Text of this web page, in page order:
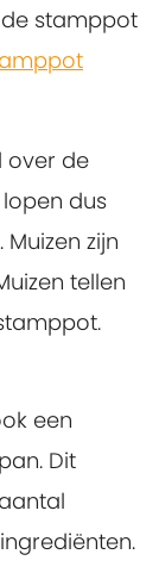
stamppot
over de
dus
zijn
tellen
een
Dit